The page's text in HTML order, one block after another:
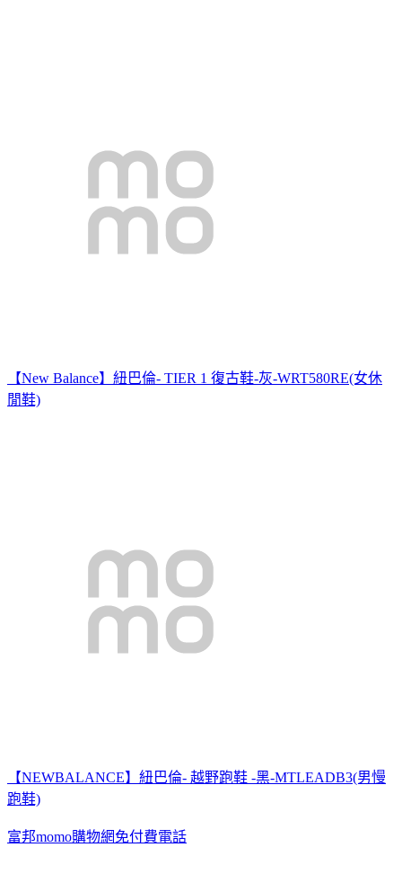
【New Balance】紐巴倫- TIER 1 復古鞋-灰-WRT580RE(女休
閒鞋)
【NEWBALANCE】紐巴倫- 越野跑鞋 -黑-MTLEADB3(男慢
跑鞋)
富邦momo購物網免付費電話